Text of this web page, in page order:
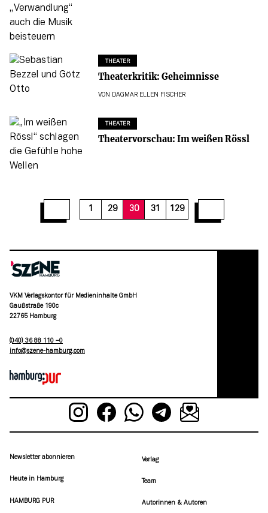
THEATER
Theaterkritik: Geheimnisse
VON DAGMAR ELLEN FISCHER
THEATER
Theatervorschau: Im weißen Rössl
1 29 30 31 129
36 3839 414243 44
VKM Verlagskontor für Medieninhalte GmbH
Gaußstraße 190c
22765 Hamburg
(040) 36 88 110 –0
moc.grubmah-enezs@ofni
Newsletter abonnieren
Heute in Hamburg
HAMBURG PUR
Verlag
Team
Autorinnen & Autoren